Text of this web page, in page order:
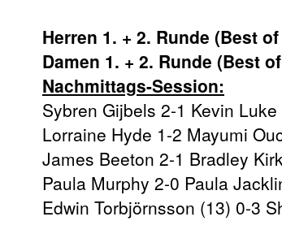
Herren 1. + 2. Runde (Best
Damen 1. + 2. Runde (Best
Nachmittags-Session:
Sybren Gijbels 2-1 Kevin
Lorraine Hyde 1-2 Mayumi
James Beeton 2-1 Bradley
Paula Murphy 2-0 Paula
Edwin Torbjörnsson (13) 0-3